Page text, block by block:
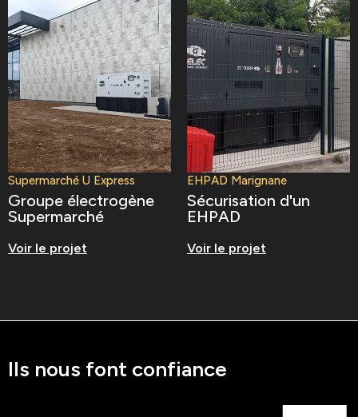
Supermarché U Express
Groupe électrogène
Supermarché
Voir le projet
EHPAD Marignane
Sécurisation d'un
EHPAD
Voir le projet
Ils nous font confiance